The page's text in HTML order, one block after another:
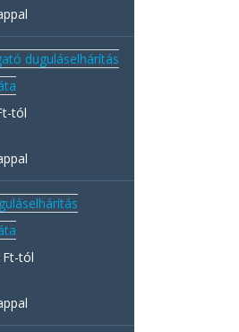
duguláselhárítás
tól
Ft-tól